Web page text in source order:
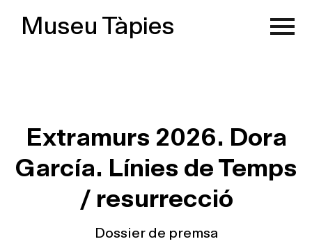
Museu Tàpies
Extramurs 2026. Dora
García. Línies de Temps
/ resurrecció
Dossier de premsa